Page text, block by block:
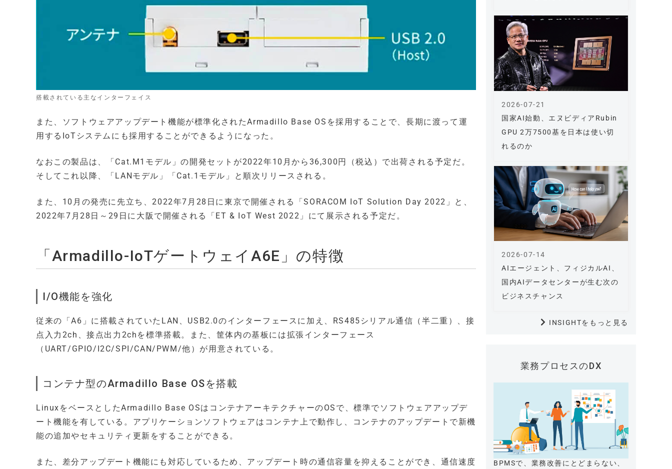
搭載されている主なインターフェイス
また、ソフトウェアアップデート機能が標準化されたArmadillo Base OSを採用することで、長期に渡って運
用するIoTシステムにも採用することができるようになった。
なおこの製品は、「Cat.M1モデル」の開発セットが2022年10月から36,300円（税込）で出荷される予定だ。
そしてこれ以降、「LANモデル」「Cat.1モデル」と順次リリースされる。
また、10月の発売に先立ち、2022年7月28日に東京で開催される「SORACOM IoT Solution Day 2022」と、
2022年7月28日～29日に大阪で開催される「ET & IoT West 2022」にて展示される予定だ。
「Armadillo-IoTゲートウェイA6E」の特徴
I/O機能を強化
従来の「A6」に搭載されていたLAN、USB2.0のインターフェースに加え、RS485シリアル通信（半二重）、接
点入力2ch、接点出力2chを標準搭載。また、筐体内の基板には拡張インターフェース
（UART/GPIO/I2C/SPI/CAN/PWM/他）が用意されている。
コンテナ型のArmadillo Base OSを搭載
LinuxをベースとしたArmadillo Base OSはコンテナアーキテクチャーのOSで、標準でソフトウェアアップデ
ート機能を有している。アプリケーションソフトウェアはコンテナ上で動作し、コンテナのアップデートで新機
能の追加やセキュリティ更新をすることができる。
また、差分アップデート機能にも対応しているため、アップデート時の通信容量を抑えることができ、通信速度
国家AI始動、エヌビディアRubin
GPU 2万7500基を日本は使い切
れるのか
2026-07-21
AIエージェント、フィジカルAI、
国内AIデータセンターが生む次の
ビジネスチャンス
2026-07-14
INSIGHTをもっと見る
業務プロセスのDX
BPMSで、業務改善にとどまらない、